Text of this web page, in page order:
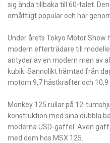
sig ända tillbaka till 60-talet.
omåttligt populär och har
Under årets Tokyo Motor Show
modern efterträdare till
antyder av en modern men av
kubik. Sannolikt hämtad från
motorn 9,7 hästkrafter och
Monkey 125 rullar på 12-
konstruktion med sina dubbla
moderna USD-gaffel. Även
med dem hos MSX 125.